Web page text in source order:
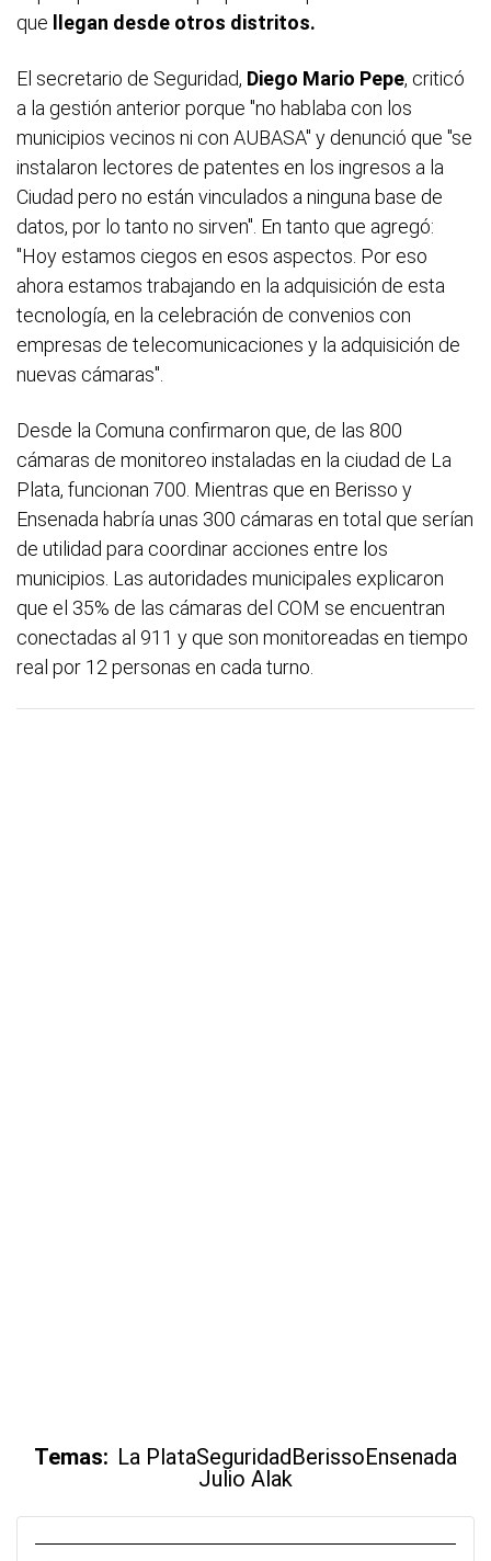
que
llegan desde otros distritos.
El secretario de Seguridad, Diego Mario Pepe, criticó
a la gestión anterior porque "no hablaba con los
municipios vecinos ni con AUBASA" y denunció que "se
instalaron lectores de patentes en los ingresos a la
Ciudad pero no están vinculados a ninguna base de
datos, por lo tanto no sirven". En tanto que agregó:
"Hoy estamos ciegos en esos aspectos. Por eso
ahora estamos trabajando en la adquisición de esta
tecnología, en la celebración de convenios con
empresas de telecomunicaciones y la adquisición de
nuevas cámaras".
Desde la Comuna confirmaron que, de las 800
cámaras de monitoreo instaladas en la ciudad de La
Plata, funcionan 700. Mientras que en Berisso y
Ensenada habría unas 300 cámaras en total que serían
de utilidad para coordinar acciones entre los
municipios. Las autoridades municipales explicaron
que el 35% de las cámaras del COM se encuentran
conectadas al 911 y que son monitoreadas en tiempo
real por 12 personas en cada turno.
Temas: La PlataSeguridadBerissoEnsenada
Julio Alak